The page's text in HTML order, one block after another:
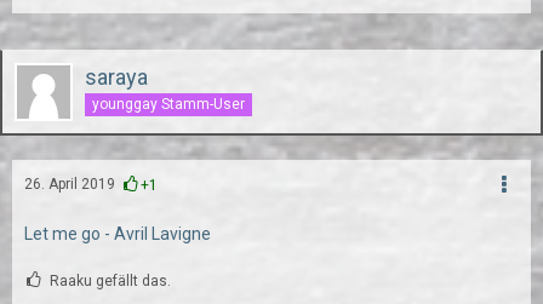
saraya
younggay Stamm-User
26. April 2019 +1
Let me go - Avril Lavigne
Raaku gefällt das.